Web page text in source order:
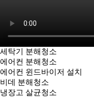
세탁기 분해청소
에어컨 분해청소
에어컨 윈드바이저 설치
비데 분해청소
냉장고 살균청소